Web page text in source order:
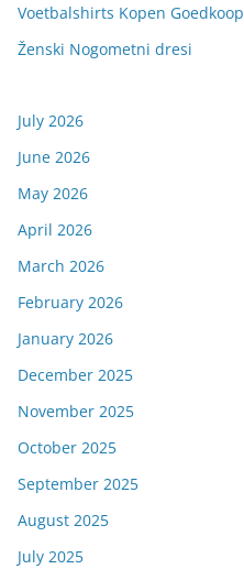
Voetbalshirts Kopen Goedkoop
Ženski Nogometni dresi
July 2026
June 2026
May 2026
April 2026
March 2026
February 2026
January 2026
December 2025
November 2025
October 2025
September 2025
August 2025
July 2025